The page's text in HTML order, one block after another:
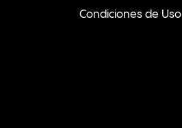
Condiciones de Uso